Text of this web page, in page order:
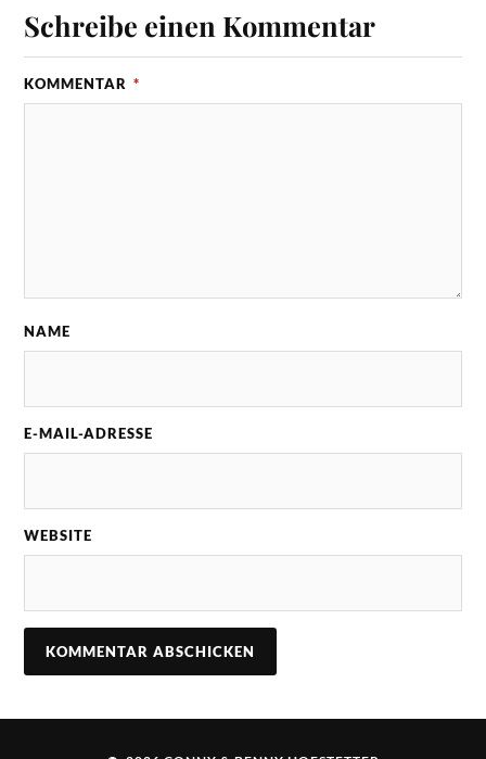
Schreibe einen Kommentar
KOMMENTAR *
NAME
E-MAIL-ADRESSE
WEBSITE